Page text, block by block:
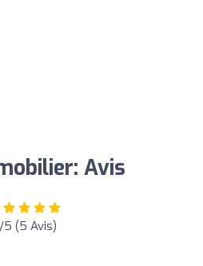
Avis
(5 Avis)